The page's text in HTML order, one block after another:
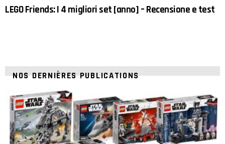
LEGO Friends: I 4 migliori set [anno] – Recensione e test
NOS DERNIÈRES PUBLICATIONS